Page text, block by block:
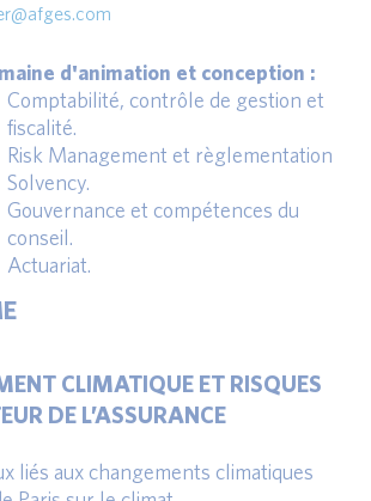
d'animation et conception :
Comptabilité, contrôle de gestion et
fiscalité.
Risk Management et règlementation
Solvency.
Gouvernance et compétences du
conseil.
Actuariat.
CLIMATIQUE ET RISQUES
DE L’ASSURANCE
liés aux changements climatiques